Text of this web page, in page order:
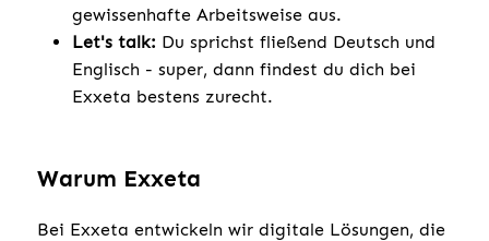
gewissenhafte Arbeitsweise aus.
Let's talk: Du sprichst fließend Deutsch und
Englisch - super, dann findest du dich bei
Exxeta bestens zurecht.
Warum Exxeta
Bei Exxeta entwickeln wir digitale Lösungen, die